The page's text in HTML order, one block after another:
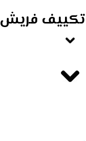
تكييف فريش